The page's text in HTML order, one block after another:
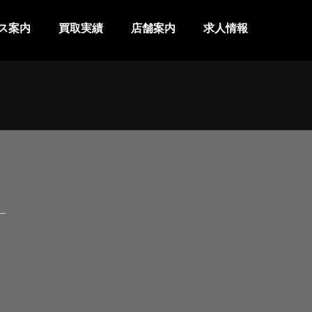
案内 買取実績 店舗案内 求人情報